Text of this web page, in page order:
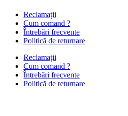
Reclamații
Cum comand ?
Întrebări frecvente
Politică de returnare
Reclamații
Cum comand ?
Întrebări frecvente
Politică de returnare